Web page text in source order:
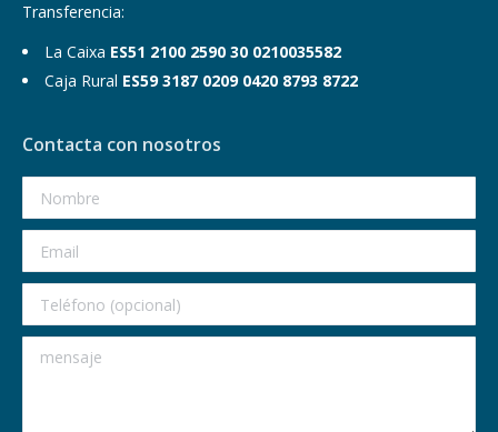
Transferencia:
La Caixa ES51 2100 2590 30 0210035582
Caja Rural ES59 3187 0209 0420 8793 8722
Contacta con nosotros